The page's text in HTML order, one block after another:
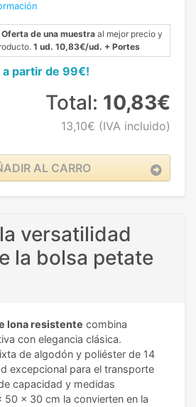
Oferta de una muestra al mejor precio y
1 ud. 10,83€/ud. + Portes
a partir de 99€!
Total: 10,83€
13,10€ (IVA incluido)
AL CARRO
versatilidad
la bolsa petate
lona resistente combina
con elegancia clásica.
de algodón y poliéster de 14
excepcional para el transporte
capacidad y medidas
x 30 cm la convierten en la